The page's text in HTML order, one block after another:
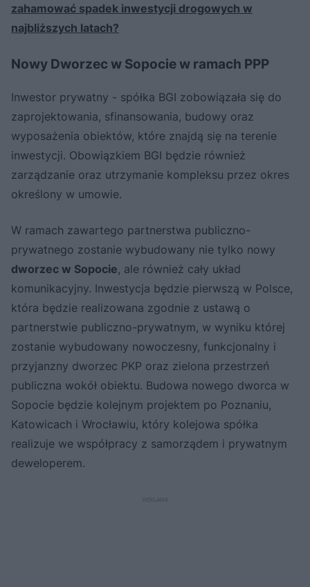
zahamować spadek inwestycji drogowych w
najbliższych latach?
Nowy Dworzec w Sopocie w ramach PPP
Inwestor prywatny - spółka BGI zobowiązała się do
zaprojektowania, sfinansowania, budowy oraz
wyposażenia obiektów, które znajdą się na terenie
inwestycji. Obowiązkiem BGI będzie również
zarządzanie oraz utrzymanie kompleksu przez okres
określony w umowie.
W ramach zawartego partnerstwa publiczno-
prywatnego zostanie wybudowany nie tylko nowy
dworzec w Sopocie, ale również cały układ
komunikacyjny. Inwestycja będzie pierwszą w Polsce,
która będzie realizowana zgodnie z ustawą o
partnerstwie publiczno-prywatnym, w wyniku której
zostanie wybudowany nowoczesny, funkcjonalny i
przyjanzny dworzec PKP oraz zielona przestrzeń
publiczna wokół obiektu. Budowa nowego dworca w
Sopocie będzie kolejnym projektem po Poznaniu,
Katowicach i Wrocławiu, który kolejowa spółka
realizuje we współpracy z samorządem i prywatnym
deweloperem.